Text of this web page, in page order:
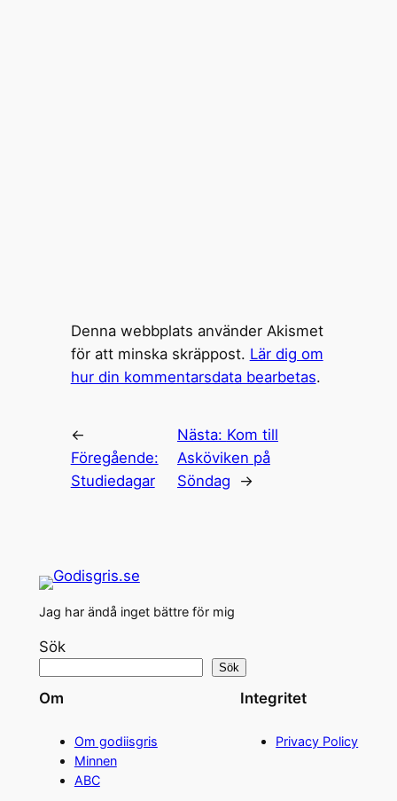
Denna webbplats använder Akismet
för att minska skräppost. Lär dig om
hur din kommentarsdata bearbetas.
←
Föregående:
Studiedagar
Nästa: Kom till
Asköviken på
Söndag
→
Jag har ändå inget bättre för mig
Sök
Sök
Om
Om godiisgris
Minnen
ABC
Integritet
Privacy Policy